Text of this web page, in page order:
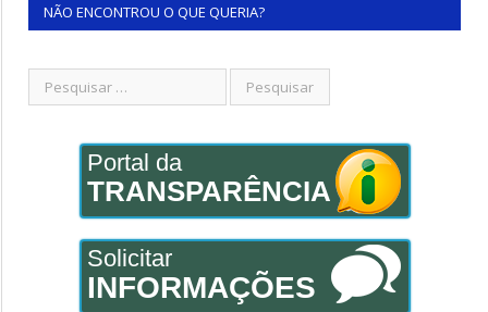
NÃO ENCONTROU O QUE QUERIA?
Portal da
TRANSPARÊNCIA
Solicitar
INFORMAÇÕES